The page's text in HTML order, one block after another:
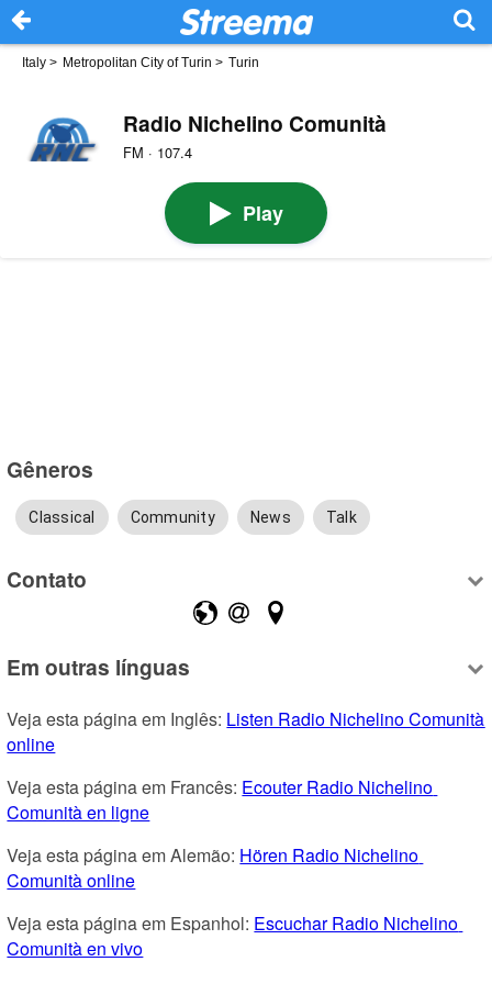
Italy > Metropolitan City of Turin > Turin
Radio Nichelino Comunità
FM · 107.4
Play
Gêneros
Classical Community News Talk
Contato
Em outras línguas
Veja esta página em Inglês: Listen Radio Nichelino Comunità
online
Veja esta página em Francês: Ecouter Radio Nichelino
Comunità en ligne
Veja esta página em Alemão: Hören Radio Nichelino
Comunità online
Veja esta página em Espanhol: Escuchar Radio Nichelino
Comunità en vivo